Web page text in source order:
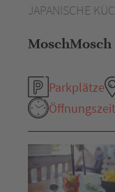
JAPANISCHE
MoschMosch
Parkplätze